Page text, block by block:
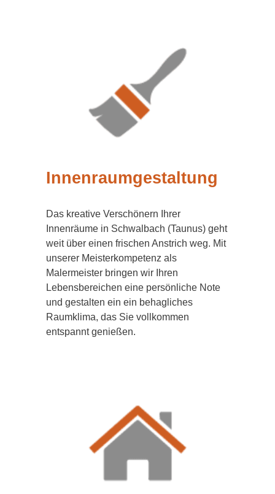
Innenraumgestaltung
Das kreative Verschönern Ihrer
Innenräume in Schwalbach (Taunus) geht
weit über einen frischen Anstrich weg. Mit
unserer Meisterkompetenz als
Malermeister bringen wir Ihren
Lebensbereichen eine persönliche Note
und gestalten ein ein behagliches
Raumklima, das Sie vollkommen
entspannt genießen.